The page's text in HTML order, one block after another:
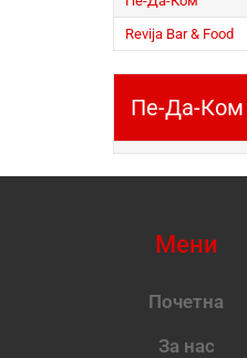
Revija Bar & Food
Пе-Да-Ком
Мени
Почетна
За нас